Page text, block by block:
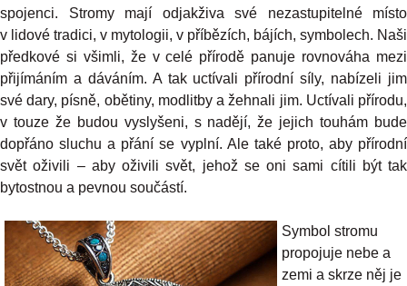
spojenci. Stromy mají odjakživa své nezastupitelné místo
v lidové tradici, v mytologii, v příbězích, bájích, symbolech. Naši
předkové si všimli, že v celé přírodě panuje rovnováha mezi
přijímáním a dáváním. A tak uctívali přírodní síly, nabízeli jim
své dary, písně, obětiny, modlitby a žehnali jim. Uctívali přírodu,
v touze že budou vyslyšeni, s nadějí, že jejich touhám bude
dopřáno sluchu a přání se vyplní. Ale také proto, aby přírodní
svět oživili – aby oživili svět, jehož se oni sami cítili být tak
bytostnou a pevnou součástí.
Symbol stromu
propojuje nebe a
zemi a skrze něj je